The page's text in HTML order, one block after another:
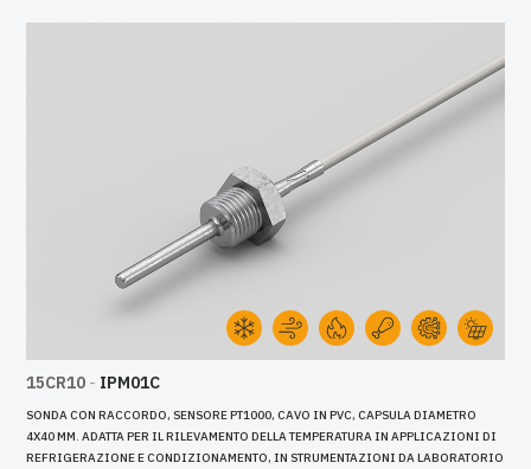
15CR10 - IPM01C
SONDA CON RACCORDO, SENSORE PT1000, CAVO IN PVC, CAPSULA DIAMETRO
4X40 MM. ADATTA PER IL RILEVAMENTO DELLA TEMPERATURA IN APPLICAZIONI DI
REFRIGERAZIONE E CONDIZIONAMENTO, IN STRUMENTAZIONI DA LABORATORIO